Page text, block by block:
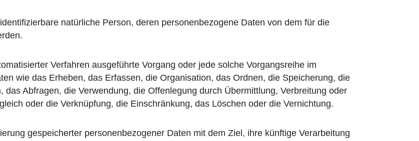
natürliche Person, deren personenbezogene Daten von dem für die
Verfahren ausgeführte Vorgang oder jede solche Vorgangsreihe im
wie das Erheben, das Erfassen, die Organisation, das Ordnen, die Speicherung, die
das Abfragen, die Verwendung, die Offenlegung durch Übermittlung, Verbreitung oder
oder die Verknüpfung, die Einschränkung, das Löschen oder die Vernichtung.
gespeicherter personenbezogener Daten mit dem Ziel, ihre künftige Verarbeitung